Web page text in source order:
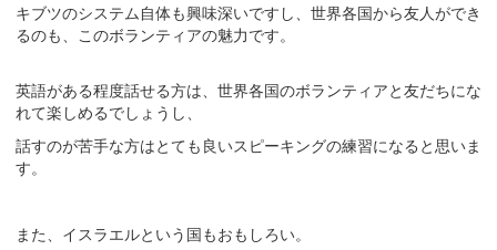
キブツのシステム自体も興味深いですし、世界各国から友人ができ
るのも、このボランティアの魅力です。
英語がある程度話せる方は、世界各国のボランティアと友だちにな
れて楽しめるでしょうし、
話すのが苦手な方はとても良いスピーキングの練習になると思いま
す。
また、イスラエルという国もおもしろい。